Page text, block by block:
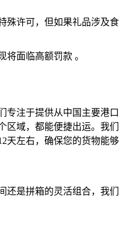
许可，但如果礼品涉及
面临高额罚款 。
注于提供从中国主要港
域，都能便捷出运。我
左右，确保您的货物能
是拼箱的灵活组合，我